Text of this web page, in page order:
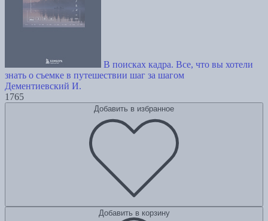
В поисках кадра. Все, что вы хотели
знать о съемке в путешествии шаг за шагом
Дементиевский И.
1765
Добавить в избранное
Добавить в корзину